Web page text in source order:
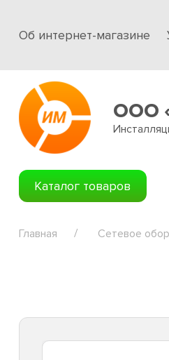
Об интернет-магазине
ООО
Каталог товаров
Главная Сетевое